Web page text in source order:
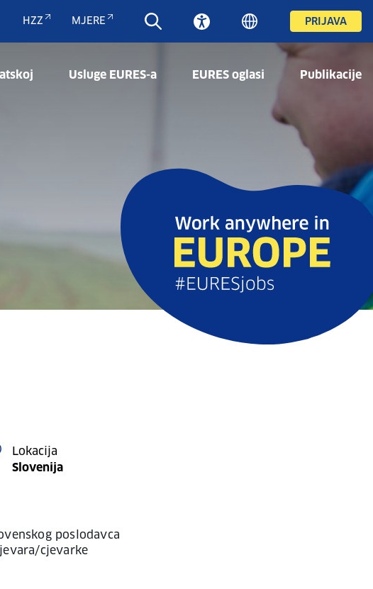
HZZ MJERE PRIJAVA
Usluge EURES-a EURES oglasi Publikacije
Lokacija
Slovenija
poslodavca
cjevarke